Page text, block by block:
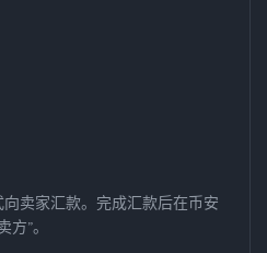
卖家汇款。完成汇款后在币安
”。